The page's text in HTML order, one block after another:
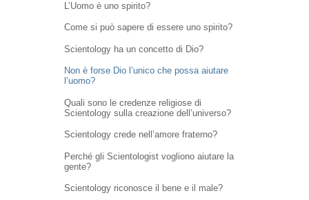
L’Uomo è uno spirito?
Come si può sapere di essere uno spirito?
Scientology ha un concetto di Dio?
Non è forse Dio l’unico che possa aiutare
l’uomo?
Quali sono le credenze religiose di
Scientology sulla creazione dell’universo?
Scientology crede nell’amore fraterno?
Perché gli Scientologist vogliono aiutare la
gente?
Scientology riconosce il bene e il male?